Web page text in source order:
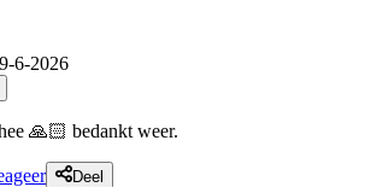
6-2026
🙏🏻 bedankt weer.
Deel